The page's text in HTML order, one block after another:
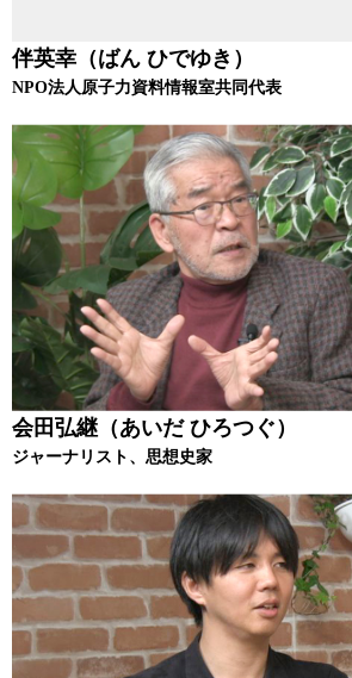
伴英幸（ばん ひでゆき）
NPO法人原子力資料情報室共同代表
会田弘継（あいだ ひろつぐ）
ジャーナリスト、思想史家